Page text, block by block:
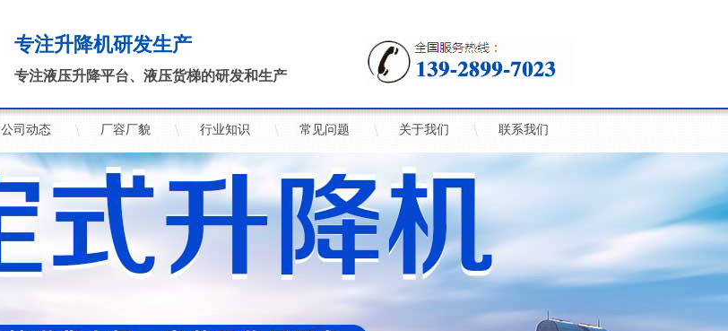
专注升降机研发生产
专注液压升降平台、液压货梯的研发和生产
公司动态 厂容厂貌 行业知识 常见问题 关于我们 联系我们